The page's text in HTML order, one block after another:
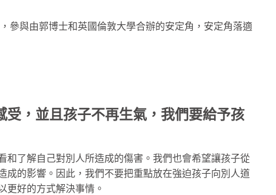
參與由郭博士和英國倫敦大學合辦的安定角，安定角落適
，並且孩子不再生氣，我們要給予孩
和了解自己對別人所造成的傷害。我們也會希望讓孩子從
的影響。因此，我們不要把重點放在強迫孩子向別人道
更好的方式解決事情。